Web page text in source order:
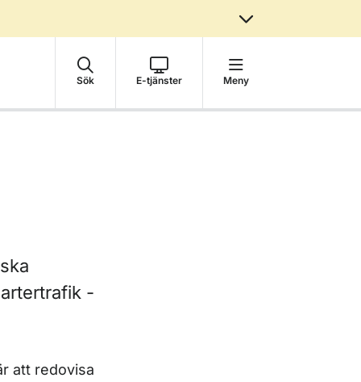
Sök E-tjänster Meny
-
att redovisa